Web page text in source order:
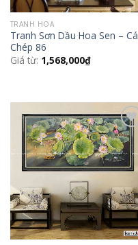
TRANH HOA
Tranh Sơn Dầu Hoa Sen – Cá
Chép 86
Giá từ: 1,568,000₫
Add to
Wishlist